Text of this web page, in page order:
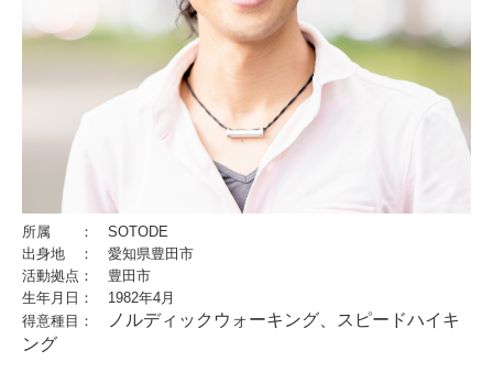
会社案内
採用情報
AthleteX Information
AthleteX メディア掲載情報
イベント出展
所属 ： SOTODE
出身地 ： 愛知県豊田市
活動拠点： 豊田市
生年月日： 1982年4月
得意種目：
ノルディックウォーキング、スピードハイキ
ング